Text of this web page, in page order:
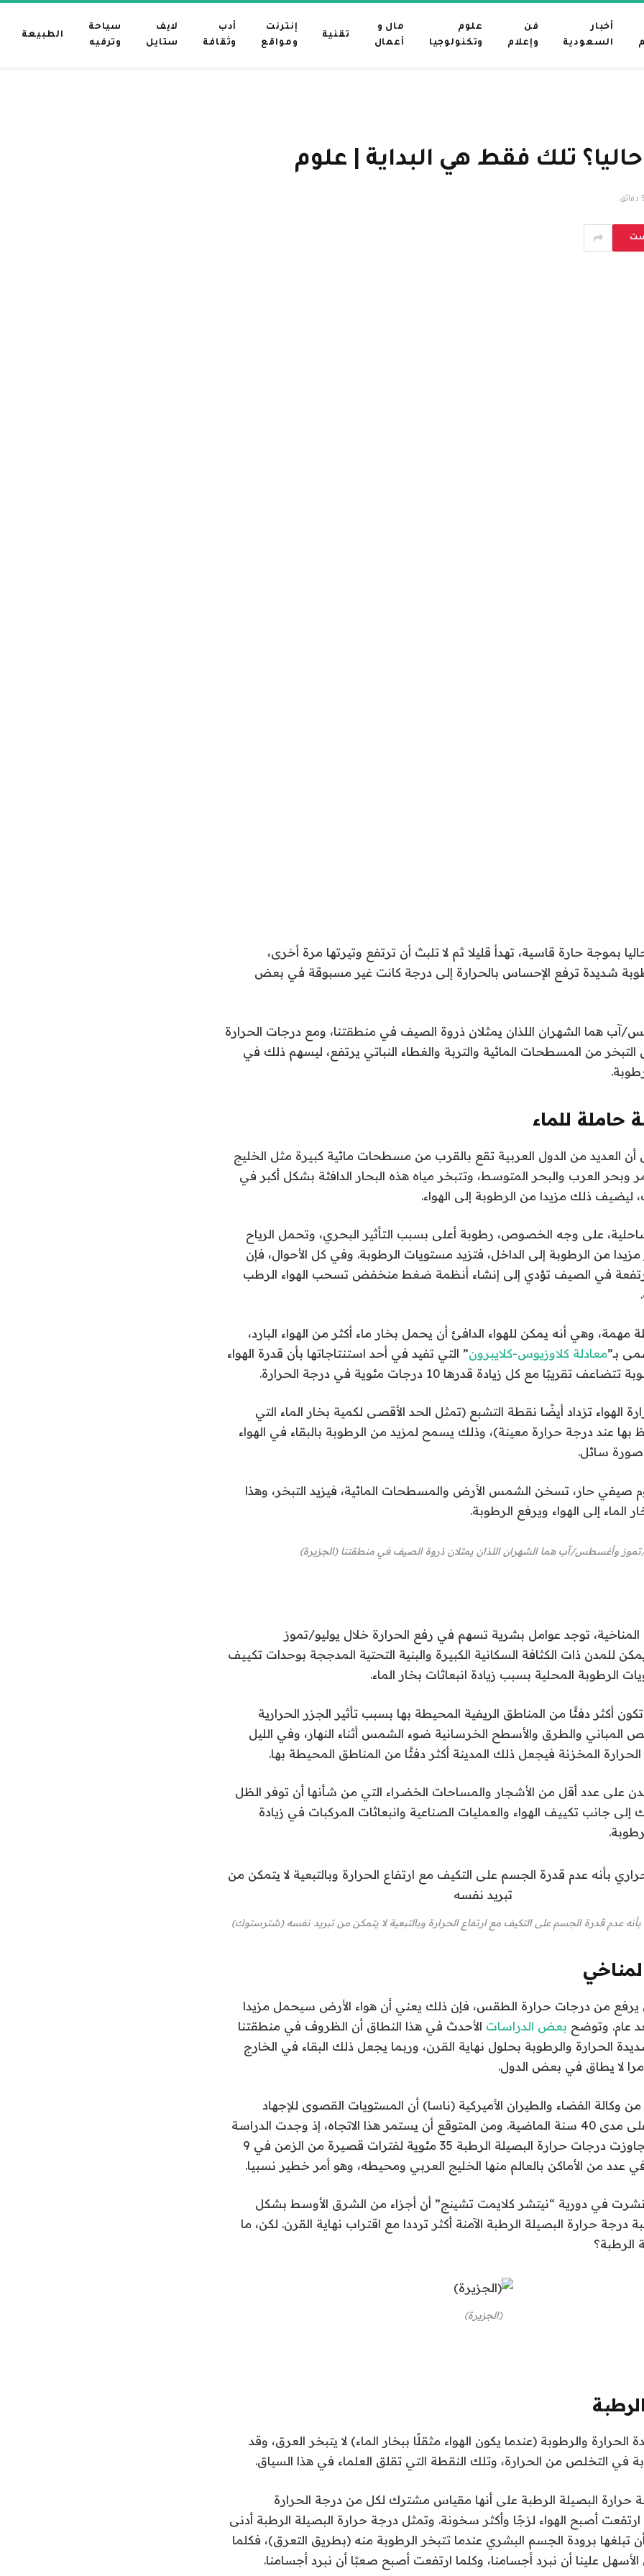
أخبار
السعودية
فن
وإعلام
علوم
وتكنولوجيا
مال و
أعمال
تقنية
إنترنت
ومواقع
أدب
وثقافة
لايف
ستايل
سياحة
وترفيه
الطبيعة
تلك فقط هي البداية | علوم
5 دقائق
بموجة حارة قاسية، تهدأ قليلا ثم لا تلبث أن ترتفع وتيرتها مرة أخرى،
شديدة ترفع الإحساس بالحرارة إلى درجة كانت غير مسبوقة في بعض
آب هما الشهران اللذان يمثلان ذروة الصيف في منطقتنا، ومع درجات الحرارة
من المسطحات المائية والتربة والغطاء النباتي يرتفع، ليسهم ذلك في
حاملة للماء
العديد من الدول العربية تقع بالقرب من مسطحات مائية كبيرة مثل الخليج
وبحر العرب والبحر المتوسط، وتتبخر مياه هذه البحار الدافئة بشكل أكبر في
ليضيف ذلك مزيدا من الرطوبة إلى الهواء.
على وجه الخصوص، رطوبة أعلى بسبب التأثير البحري، وتحمل الرياح
من الرطوبة إلى الداخل، فتزيد مستويات الرطوبة. وفي كل الأحوال، فإن
في الصيف تؤدي إلى إنشاء أنظمة ضغط منخفض تسحب الهواء الرطب
وهي أنه يمكن للهواء الدافئ أن يحمل بخار ماء أكثر من الهواء البارد،
بـ”معادلة كلاوزيوس-كلايبرون” التي تفيد في أحد استنتاجاتها بأن قدرة الهواء
تقريبًا مع كل زيادة قدرها 10 درجات مئوية في درجة الحرارة.
الهواء تزداد أيضًا نقطة التشبع (تمثل الحد الأقصى لكمية بخار الماء التي
بها عند درجة حرارة معينة)، وذلك يسمح لمزيد من الرطوبة بالبقاء في الهواء
سائل.
صيفي حار، تسخن الشمس الأرض والمسطحات المائية، فيزيد التبخر، وهذا
إلى الهواء ويرفع الرطوبة.
تموز وأغسطس/آب هما الشهران اللذان يمثلان ذروة الصيف في منطقتنا (الجزيرة)
المناخية، توجد عوامل بشرية تسهم في رفع الحرارة خلال يوليو/تموز
للمدن ذات الكثافة السكانية الكبيرة والبنية التحتية المدججة بوحدات تكييف
الرطوبة المحلية بسبب زيادة انبعاثات بخار الماء.
أكثر دفئًا من المناطق الريفية المحيطة بها بسبب تأثير الجزر الحرارية
المباني والطرق والأسطح الخرسانية ضوء الشمس أثناء النهار، وفي الليل
المخزنة فيجعل ذلك المدينة أكثر دفئًا من المناطق المحيطة بها.
على عدد أقل من الأشجار والمساحات الخضراء التي من شأنها أن توفر الظل
إلى جانب تكييف الهواء والعمليات الصناعية وانبعاثات المركبات في زيادة
بأنه عدم قدرة الجسم على التكيف مع ارتفاع الحرارة وبالتبعية لا يتمكن من تبريد نفسه (شترستوك)
يرفع من درجات حرارة الطقس، فإن ذلك يعني أن هواء الأرض سيحمل مزيدا
عام. وتوضح بعض الدراسات الأحدث في هذا النطاق أن الظروف في منطقتنا
الحرارة والرطوبة بحلول نهاية القرن، وربما يجعل ذلك البقاء في الخارج
من وكالة الفضاء والطيران الأميركية (ناسا) أن المستويات القصوى للإجهاد
الحراري تضاعفت على مدى 40 سنة الماضية. ومن المتوقع أن يستمر هذا الاتجاه، إذ وجدت الدراسة
أنه منذ عام 2005 تجاوزت درجات حرارة البصيلة الرطبة 35 مئوية لفترات قصيرة من الزمن في 9
عدد من الأماكن بالعالم منها الخليج العربي ومحيطه، وهو أمر خطير نسبيا.
نشرت في دورية “نيتشر كلايمت تشينج” أن أجزاء من الشرق الأوسط بشكل
حرارة البصيلة الرطبة الآمنة أكثر ترددا مع اقتراب نهاية القرن. لكن، ما
الرطبة؟
(الجزيرة)
والرطوبة (عندما يكون الهواء مثقلًا ببخار الماء) لا يتبخر العرق، وقد
في التخلص من الحرارة، وتلك النقطة التي تقلق العلماء في هذا السياق.
حرارة البصيلة الرطبة على أنها مقياس مشترك لكل من درجة الحرارة
ارتفعت أصبح الهواء لزجًا وأكثر سخونة. وتمثل درجة حرارة البصيلة الرطبة أدنى
تبلغها برودة الجسم البشري عندما تتبخر الرطوبة منه (بطريق التعرق)، فكلما
علينا أن نبرد أجسامنا، وكلما ارتفعت أصبح صعبًا أن نبرد أجسامنا.